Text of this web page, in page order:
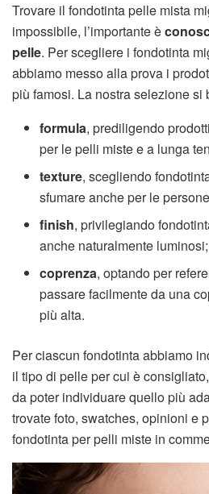
Trovare il fondotinta pelle mista
impossibile, l’importante è
pelle. Per scegliere i fondotinta
abbiamo messo alla prova i
più famosi. La nostra selezione si
formula, prediligendo
per le pelli miste e a lunga
texture, scegliendo
sfumare anche per le
finish, privilegiando
anche naturalmente luminosi;
coprenza, optando per
passare facilmente da una
più alta.
Per ciascun fondotinta abbiamo
il tipo di pelle per cui è
da poter individuare quello più
trovate foto, swatches, opinioni e
fondotinta per pelli miste in